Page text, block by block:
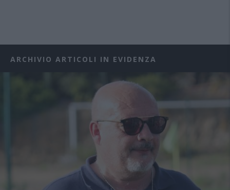
ARCHIVIO ARTICOLI IN EVIDENZA